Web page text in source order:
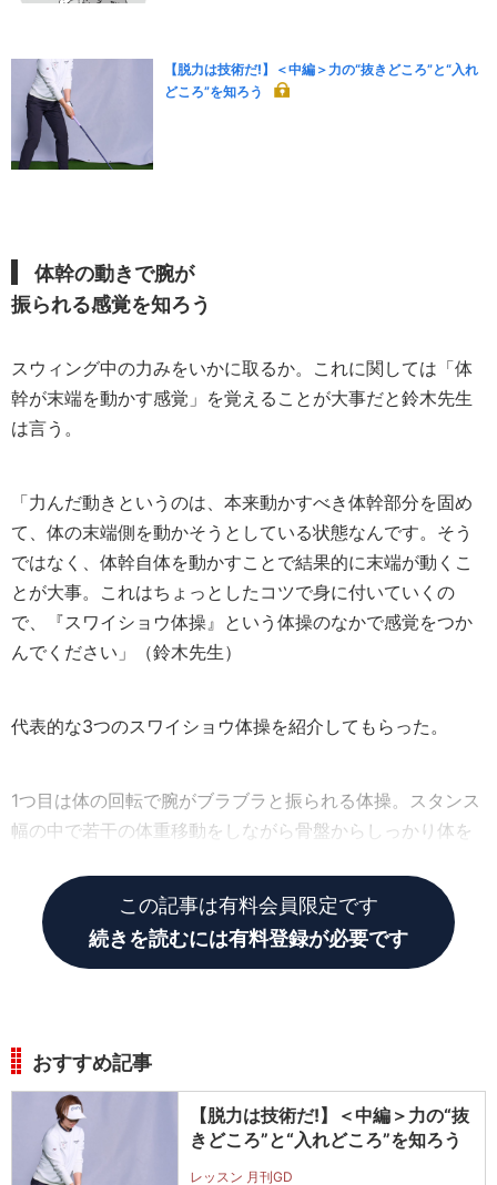
【脱力は技術だ!】＜中編＞力の“抜きどころ”と“入れ
どころ”を知ろう
体幹の動きで腕が
振られる感覚を知ろう
スウィング中の力みをいかに取るか。これに関しては「体
幹が末端を動かす感覚」を覚えることが大事だと鈴木先生
は言う。
「力んだ動きというのは、本来動かすべき体幹部分を固め
て、体の末端側を動かそうとしている状態なんです。そう
ではなく、体幹自体を動かすことで結果的に末端が動くこ
とが大事。これはちょっとしたコツで身に付いていくの
で、『スワイショウ体操』という体操のなかで感覚をつか
んでください」（鈴木先生）
代表的な3つのスワイショウ体操を紹介してもらった。
1つ目は体の回転で腕がブラブラと振られる体操。スタンス
幅の中で若干の体重移動をしながら骨盤からしっかり体を
この記事は有料会員限定です
続きを読むには有料登録が必要です
おすすめ記事
【脱力は技術だ!】＜中編＞力の“抜
きどころ”と“入れどころ”を知ろう
レッスン 月刊GD